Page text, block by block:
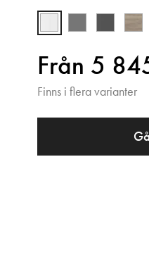
Från 5
Finns i flera varianter